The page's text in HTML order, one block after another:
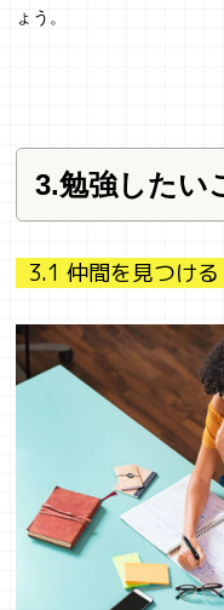
ょう。
3.勉強したい
3.1 仲間を見つける